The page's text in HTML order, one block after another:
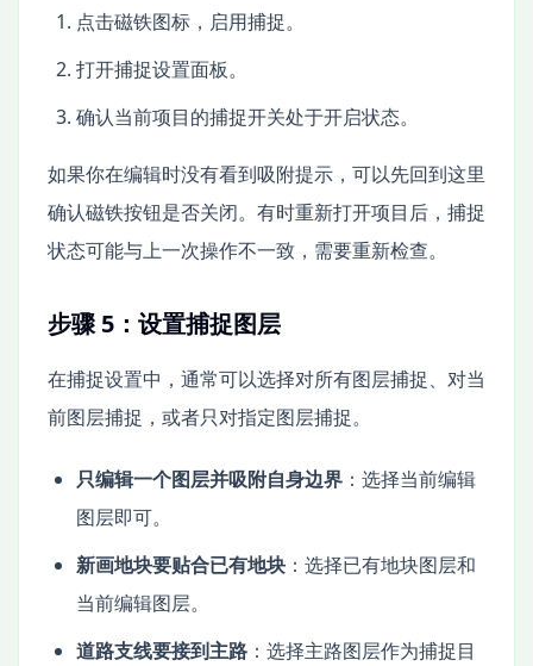
点击磁铁图标，启用捕捉。
打开捕捉设置面板。
确认当前项目的捕捉开关处于开启状态。
如果你在编辑时没有看到吸附提示，可以先回到这里
确认磁铁按钮是否关闭。有时重新打开项目后，捕捉
状态可能与上一次操作不一致，需要重新检查。
步骤 5：设置捕捉图层
在捕捉设置中，通常可以选择对所有图层捕捉、对当
前图层捕捉，或者只对指定图层捕捉。
只编辑一个图层并吸附自身边界 ：选择当前编辑
图层即可。
新画地块要贴合已有地块 ：选择已有地块图层和
当前编辑图层。
道路支线要接到主路 ：选择主路图层作为捕捉目